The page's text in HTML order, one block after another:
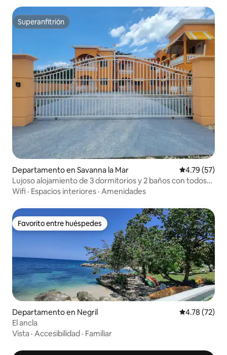
Superanfitrión
Superanfitrión
Departamento en Savanna la Mar Calificación
4.79 (57)
Lujoso alojamiento de 3 dormitorios y 2 baños con todos
los servicios
Wifi · Espacios interiores · Amenidades
Favorito entre huéspedes
Favorito entre huéspedes
Departamento en Negril Calificación
4.78 (72)
El ancla
Vista · Accesibilidad · Familiar